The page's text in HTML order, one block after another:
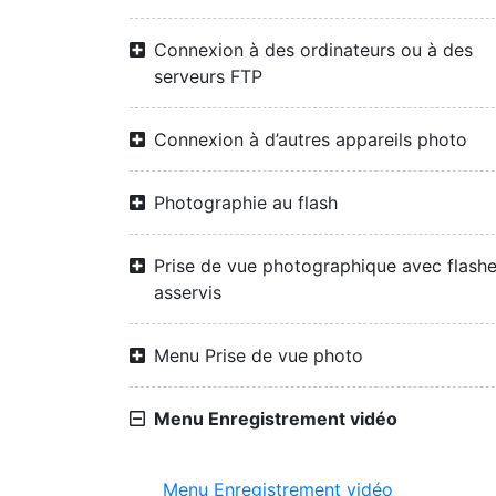
Connexion à des ordinateurs ou à des
serveurs FTP
Connexion à d’autres appareils photo
Photographie au flash
Prise de vue photographique avec
asservis
Menu Prise de vue photo
Menu Enregistrement vidéo
Menu Enregistrement vidéo